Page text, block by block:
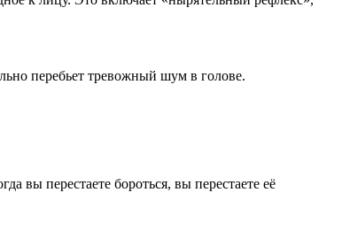
перебьет тревожный шум в голове.
вы перестаете бороться, вы перестаете её